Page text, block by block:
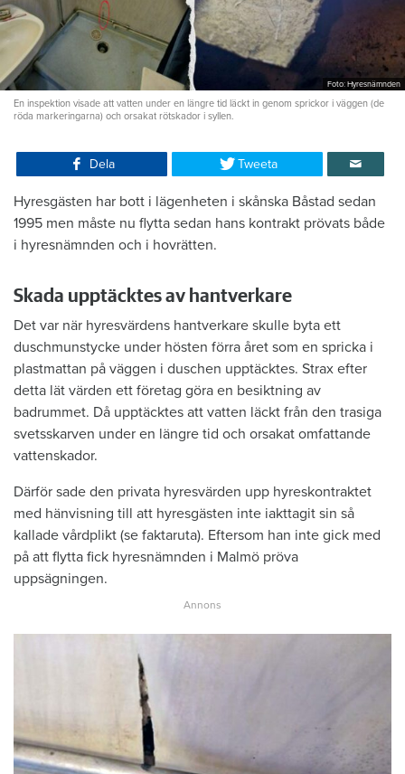
Foto: Hyresnämnden
En inspektion visade att vatten under en längre tid läckt in genom sprickor i väggen (de
röda markeringarna) och orsakat rötskador i syllen.
Dela Tweeta
Hyresgästen har bott i lägenheten i skånska Båstad sedan
1995 men måste nu flytta sedan hans kontrakt prövats både
i hyresnämnden och i hovrätten.
Skada upptäcktes av hantverkare
Det var när hyresvärdens hantverkare skulle byta ett
duschmunstycke under hösten förra året som en spricka i
plastmattan på väggen i duschen upptäcktes. Strax efter
detta lät värden ett företag göra en besiktning av
badrummet. Då upptäcktes att vatten läckt från den trasiga
svetsskarven under en längre tid och orsakat omfattande
vattenskador.
Därför sade den privata hyresvärden upp hyreskontraktet
med hänvisning till att hyresgästen inte iakttagit sin så
kallade vårdplikt (se faktaruta). Eftersom han inte gick med
på att flytta fick hyresnämnden i Malmö pröva
uppsägningen.